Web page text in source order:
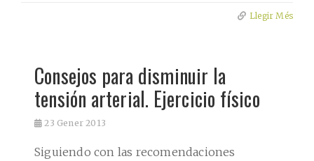
Llegir Més
Consejos para disminuir la
tensión arterial. Ejercicio físico
23 Gener 2013
Siguiendo con las recomendaciones